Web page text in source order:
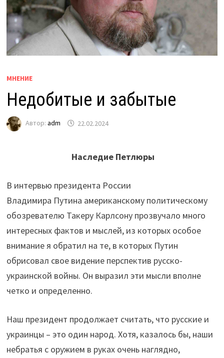
МНЕНИЕ
Недобитые и забытые
Автор: adm 22.02.2024
Наследие Петлюры
В интервью президента России
Владимира Путина американскому политическому
обозревателю Такеру Карлсону прозвучало много
интересных фактов и мыслей, из которых особое
внимание я обратил на те, в которых Путин
обрисовал свое видение перспектив русско-
украинской войны. Он выразил эти мысли вполне
четко и определенно.
Наш президент продолжает считать, что русские и
украинцы – это один народ. Хотя, казалось бы, наши
небратья с оружием в руках очень наглядно,